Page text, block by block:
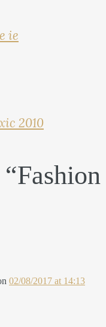
ie
2010
Fashion
02/08/2017 at 14:13